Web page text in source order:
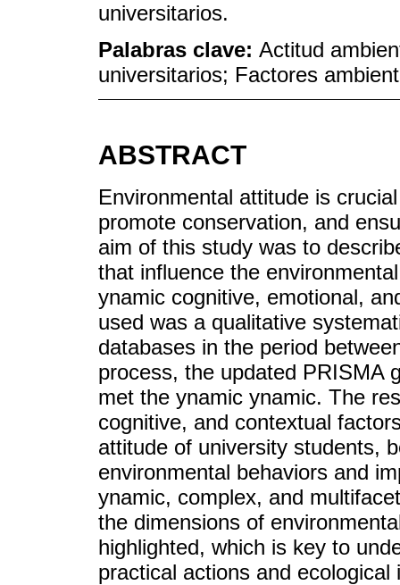
universitarios.
Palabras clave: Actitud
universitarios; Factores
ABSTRACT
Environmental attitude is
promote conservation, and
aim of this study was to
that influence the
ynamic cognitive, emotional,
used was a qualitative
databases in the period
process, the updated PRISMA
met the ynamic ynamic. The
cognitive, and contextual
attitude of university students,
environmental behaviors and
ynamic, complex, and
the dimensions of
highlighted, which is key to
practical actions and